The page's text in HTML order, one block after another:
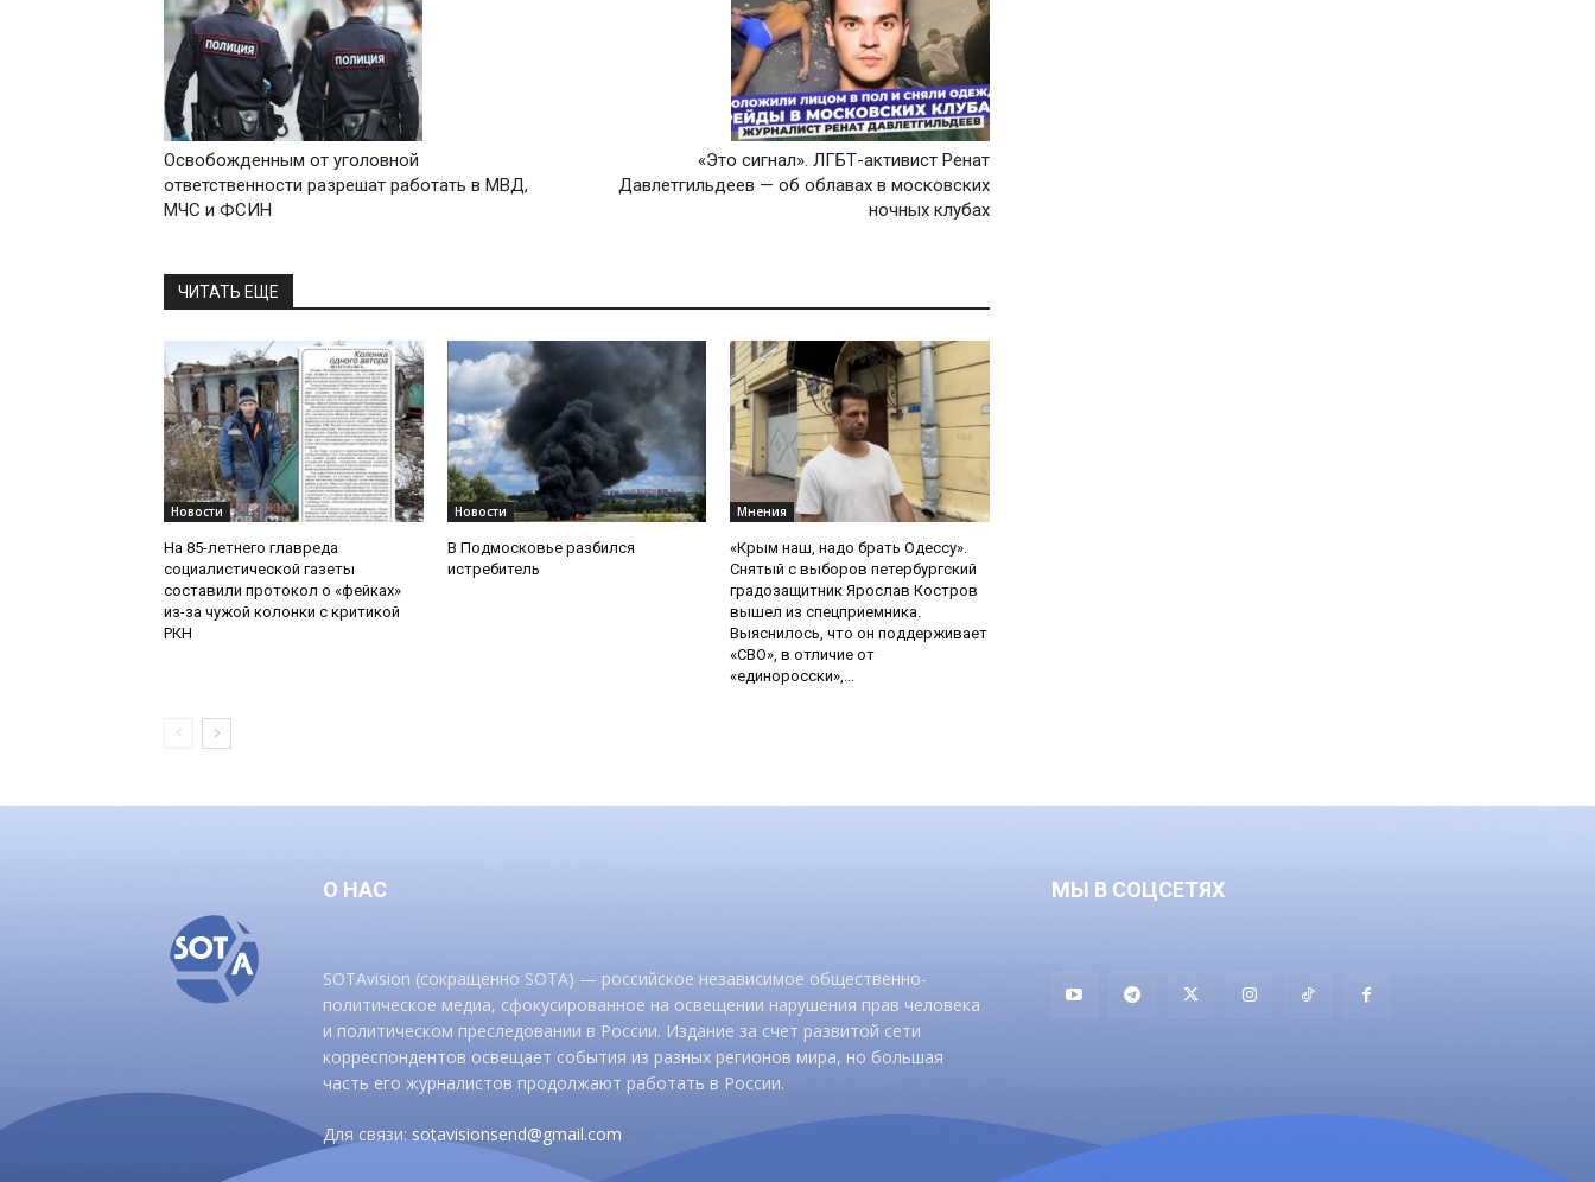
Освобожденным от уголовной
ответственности разрешат работать в МВД,
МЧС и ФСИН
«Это сигнал». ЛГБТ-активист Ренат
Давлетгильдеев — об облавах в московских
ночных клубах
ЧИТАТЬ ЕЩЕ
Новости
На 85-летнего главреда
социалистической газеты
составили протокол о «фейках»
из-за чужой колонки с критикой
РКН
Новости
В Подмосковье разбился
истребитель
Мнения
«Крым наш, надо брать Одессу».
Снятый с выборов петербургский
градозащитник Ярослав Костров
вышел из спецприемника.
Выяснилось, что он поддерживает
«СВО», в отличие от
«единоросски»,...
О НАС
SOTAvision (сокращенно SOTA) — российское независимое общественно-
политическое медиа, сфокусированное на освещении нарушения прав человека
и политическом преследовании в России. Издание за счет развитой сети
корреспондентов освещает события из разных регионов мира, но большая
часть его журналистов продолжают работать в России.
Для связи:sotavisionsend@gmail.com
МЫ В СОЦСЕТЯХ